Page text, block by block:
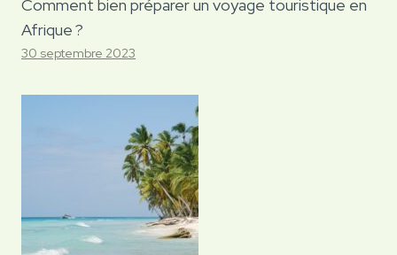
Comment bien préparer un voyage touristique en
Afrique ?
30 septembre 2023